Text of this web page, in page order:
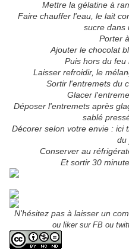
Mettre la gélatine à
Faire chauffer l'eau, le lait
sucre dans
Porter
Ajouter le chocolat
Puis hors du feu
Laisser refroidir, le
Sortir l'entremets du
Glacer
Déposer l'entremets après
sablé
Décorer selon votre envie : ici
du
Conserver au
Et sortir 30
N'hésitez pas à laisser un
ou liker sur FB ou